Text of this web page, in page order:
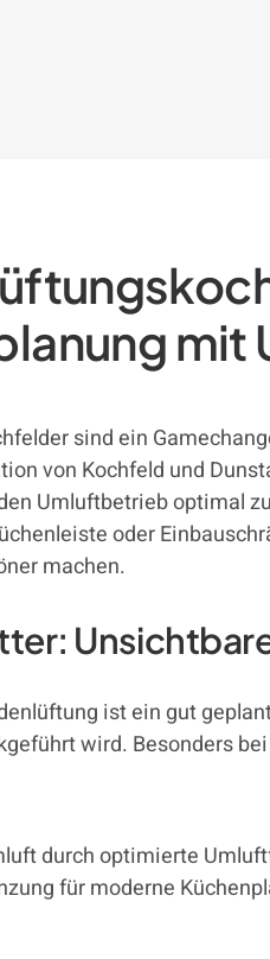
mit
sind ein
von Kochfeld und
Umluftbetrieb optimal
oder
machen.
ist ein gut
wird. Besonders
durch optimierte
für moderne